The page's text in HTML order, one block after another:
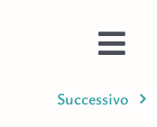
Successivo